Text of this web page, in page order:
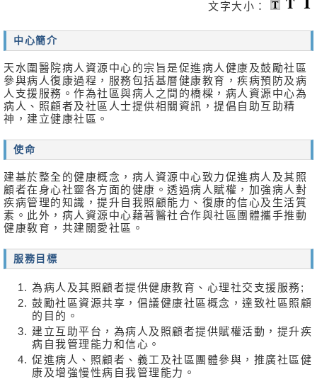
消
息
活
動
關
我
們
聯
絡
我
們
免
聲
明
無
礙
文字大小：
中心簡介
天水圍醫院病人資源中心的宗旨是促進病人健康及鼓勵社區
參與病人復康過程，服務包括基層健康教育，疾病預防及病
人支援服務。作為社區與病人之間的橋樑，病人資源中心為
病人、照顧者及社區人士提供相關資訊，提倡自助互助精
神，建立健康社區。
使命
建基於整全的健康概念，病人資源中心致力促進病人及其照
顧者在身心社靈各方面的健康。透過病人賦權，加強病人對
疾病管理的知識，提升自我照顧能力、復康的信心及生活質
素。此外，病人資源中心藉著醫社合作與社區團體攜手推動
健康敎育，共建關愛社區。
服務目標
為病人及其照顧者提供健康教育、心理社交支援服務;
鼓勵社區資源共享，倡議健康社區概念，達致社區照顧
的目的。
建立互助平台，為病人及照顧者提供賦權活動，提升疾
病自我管理能力和信心。
促進病人、照顧者、義工及社區團體參與，推廣社區健
康及增強慢性病自我管理能力。